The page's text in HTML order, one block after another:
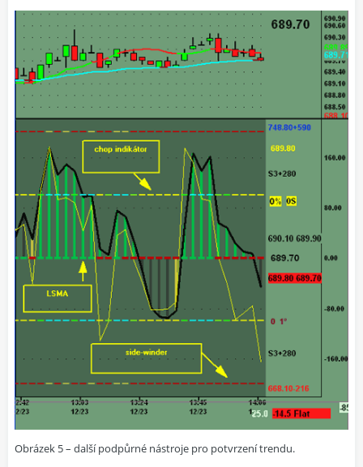
Obrázek 5 – další podpůrné nástroje pro potvrzení trendu.